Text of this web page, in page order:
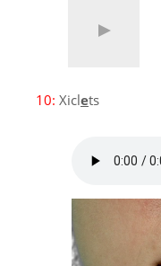
10: Xiclets